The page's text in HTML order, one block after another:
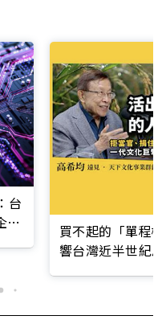
台
業
買不起的「單程
響台灣近半世紀